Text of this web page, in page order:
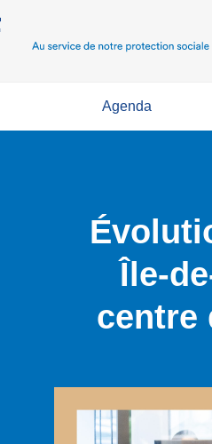
Agenda
Île-
centre